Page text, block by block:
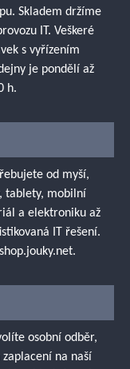
Skladem držíme
IT. Veškeré
s vyřízením
je pondělí až
h.
od myší,
tablety, mobilní
a elektroniku až
IT řešení.
.
osobní odběr,
na naší